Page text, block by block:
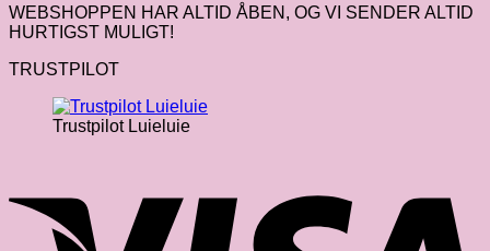
WEBSHOPPEN HAR ALTID ÅBEN, OG VI SENDER ALTID
HURTIGST MULIGT!
TRUSTPILOT
Trustpilot Luieluie